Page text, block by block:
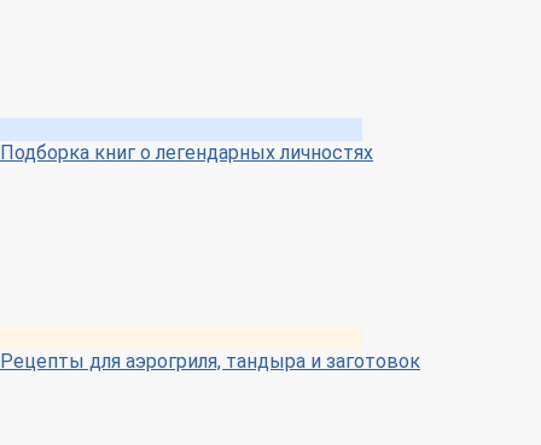
Подборка книг о легендарных личностях
Рецепты для аэрогриля, тандыра и заготовок